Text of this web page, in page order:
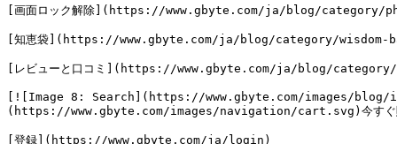
[画面ロック解除](https://www.gbyte.com/ja/blog/category/
[知恵袋](https://www.gbyte.com/ja/blog/category/wisdom-
[レビューと口コミ](https://www.gbyte.com/ja/blog/
[![Image 8: Search](https://www.gbyte.com/images/
(https://www.gbyte.com/images/navigation/cart.svg)今
[登録](https://www.gbyte.com/ja/login)